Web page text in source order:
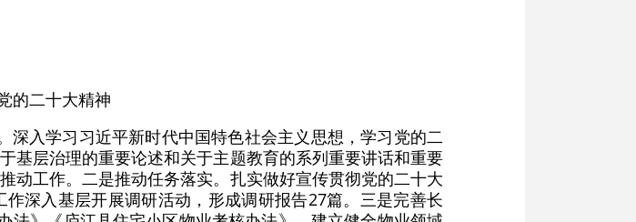
的二十大精神
深入学习习近平新时代中国特色社会主义思想，学习党的二
基层治理的重要论述和关于主题教育的系列重要讲话和重要
动工作。二是推动任务落实。扎实做好宣传贯彻党的二十大
深入基层开展调研活动，形成调研报告27篇。三是完善长